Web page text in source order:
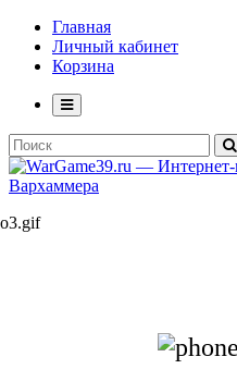
Главная
Личный кабинет
Корзина